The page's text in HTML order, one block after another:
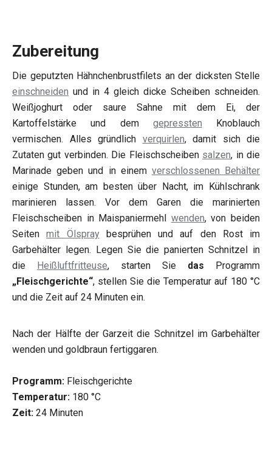
Zubereitung
Die geputzten Hähnchenbrustfilets an der dicksten Stelle
einschneiden und in 4 gleich dicke Scheiben schneiden.
Weißjoghurt oder saure Sahne mit dem Ei, der
Kartoffelstärke und dem gepressten Knoblauch
vermischen. Alles gründlich verquirlen, damit sich die
Zutaten gut verbinden. Die Fleischscheiben salzen, in die
Marinade geben und in einem verschlossenen Behälter
einige Stunden, am besten über Nacht, im Kühlschrank
marinieren lassen. Vor dem Garen die marinierten
Fleischscheiben in Maispaniermehl wenden, von beiden
Seitenmit Ölspraybesprühen und auf den Rost im
Garbehälter legen. Legen Sie die panierten Schnitzel in
die Heißluftfritteuse, starten Sie das Programm
„Fleischgerichte“, stellen Sie die Temperatur auf 180 °C
und die Zeit auf 24 Minuten ein.
Nach der Hälfte der Garzeit die Schnitzel im Garbehälter
wenden und goldbraun fertiggaren.
Programm: Fleischgerichte
Temperatur: 180 °C
Zeit: 24 Minuten